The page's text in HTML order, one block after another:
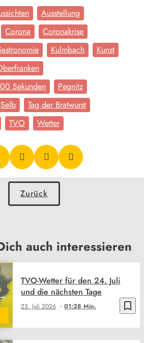
Ausstellung
Corona
Coronakrise
Kulmbach
Kunst
Sekunden
Pegnitz
Selb
Tag der Bratwurst
TVO Wetter
Zurück
auch interessieren
bookmark_border
23. Juli 2026 01:28 Min.
TVO-Wetter für den 24. Juli
und die nächsten Tage